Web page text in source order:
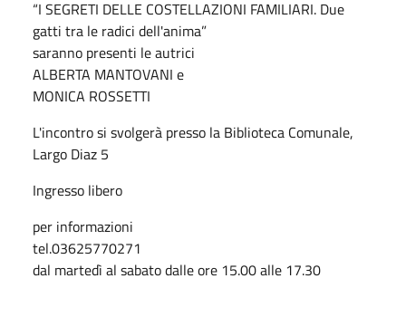
“I SEGRETI DELLE COSTELLAZIONI FAMILIARI. Due
gatti tra le radici dell'anima”
saranno presenti le autrici
ALBERTA MANTOVANI e
MONICA ROSSETTI
L'incontro si svolgerà presso la Biblioteca Comunale,
Largo Diaz 5
Ingresso libero
per informazioni
tel.03625770271
dal martedì al sabato dalle ore 15.00 alle 17.30